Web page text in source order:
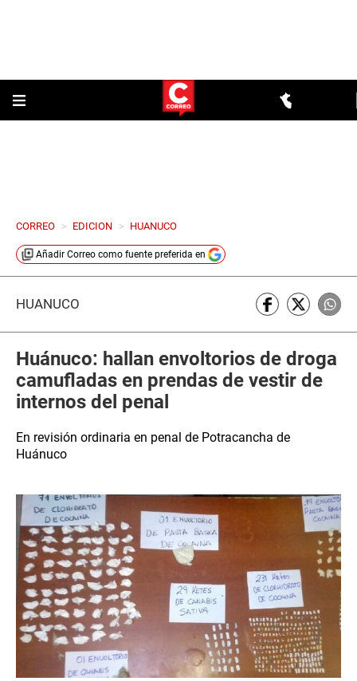
CORREO > EDICION > HUANUCO
Añadir Correo como fuente preferida en
HUÁNUCO
Huánuco: hallan envoltorios de droga
camufladas en prendas de vestir de
internos del penal
En revisión ordinaria en penal de Potracancha de
Huánuco